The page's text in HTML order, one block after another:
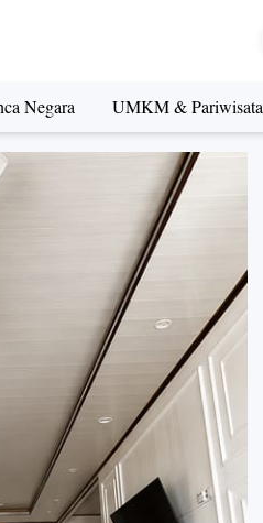
Negara UMKM & Pariwisata
Manca Negara